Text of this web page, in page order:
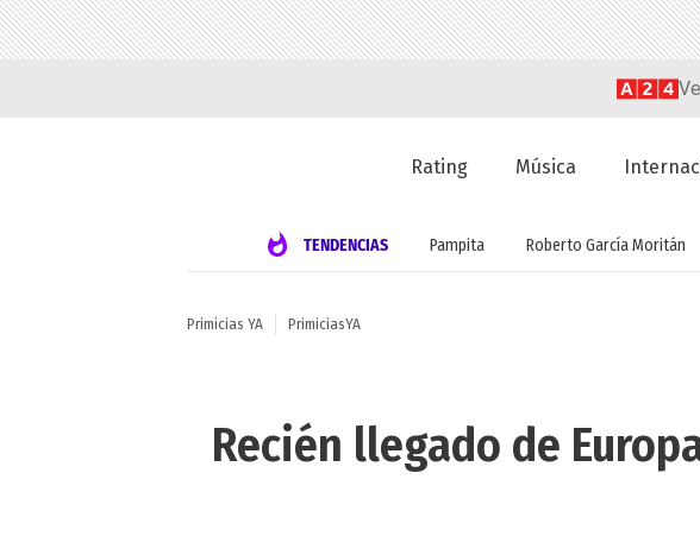
Rating Música
TENDENCIAS Pampita Roberto García Moritán
Primicias YA PrimiciasYA
Recién llegado de